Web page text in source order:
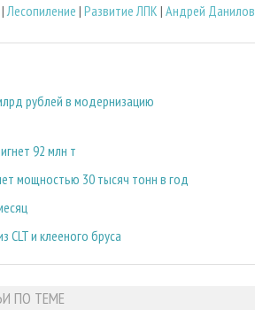
| Лесопиление | Развитие ЛПК | Андрей Данилов
рублей в модернизацию
92 млн т
мощностью 30 тысяч тонн в год
и клееного бруса
ПО ТЕМЕ